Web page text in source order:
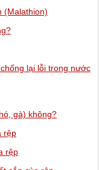
(Malathion)
lại lỗi trong nước
gà) không?
rệp
rệp